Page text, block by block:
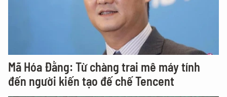
Mã Hóa Đằng: Từ chàng trai mê máy tính
đến người kiến tạo đế chế Tencent